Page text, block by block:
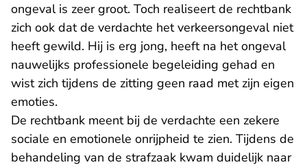
ongeval is zeer groot. Toch realiseert de rechtbank
zich ook dat de verdachte het verkeersongeval niet
heeft gewild. Hij is erg jong, heeft na het ongeval
nauwelijks professionele begeleiding gehad en
wist zich tijdens de zitting geen raad met zijn eigen
emoties.
De rechtbank meent bij de verdachte een zekere
sociale en emotionele onrijpheid te zien. Tijdens de
behandeling van de strafzaak kwam duidelijk naar